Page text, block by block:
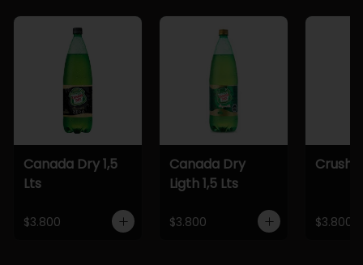
Canada Dry 1,5
Lts
$3.800
Canada Dry
Ligth 1,5 Lts
$3.800
Crush
$3.800